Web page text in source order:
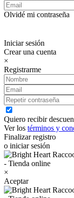
Olvidé mi contraseña
Iniciar sesión
Crear una cuenta
×
Registrarme
Quiero recibir
Ver los términos y
Finalizar registro
o iniciar sesión
×
Aceptar